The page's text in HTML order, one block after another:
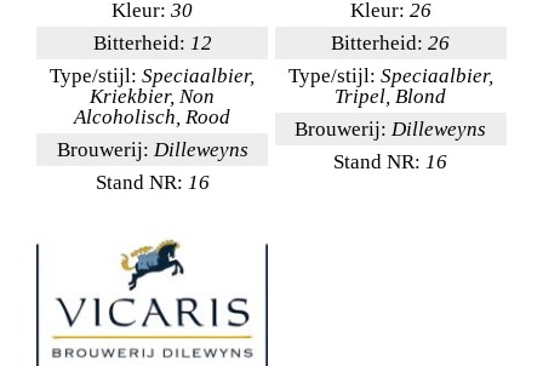
Kleur: 30
Bitterheid: 12
Type/stijl: Speciaalbier,
Kriekbier, Non
Alcoholisch, Rood
Brouwerij: Dilleweyns
Stand NR: 16
Kleur: 26
Bitterheid: 26
Type/stijl: Speciaalbier,
Tripel, Blond
Brouwerij: Dilleweyns
Stand NR: 16